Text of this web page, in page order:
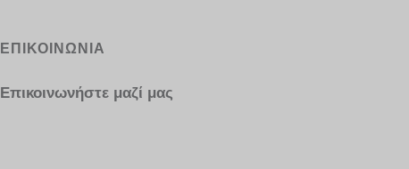
ΕΠΙΚΟΙΝΩΝΙΑ
Επικοινωνήστε μαζί μας